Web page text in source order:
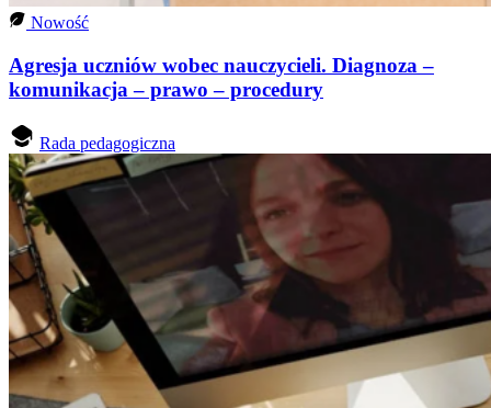
Nowość
Agresja uczniów wobec nauczycieli. Diagnoza –
komunikacja – prawo – procedury
Rada pedagogiczna